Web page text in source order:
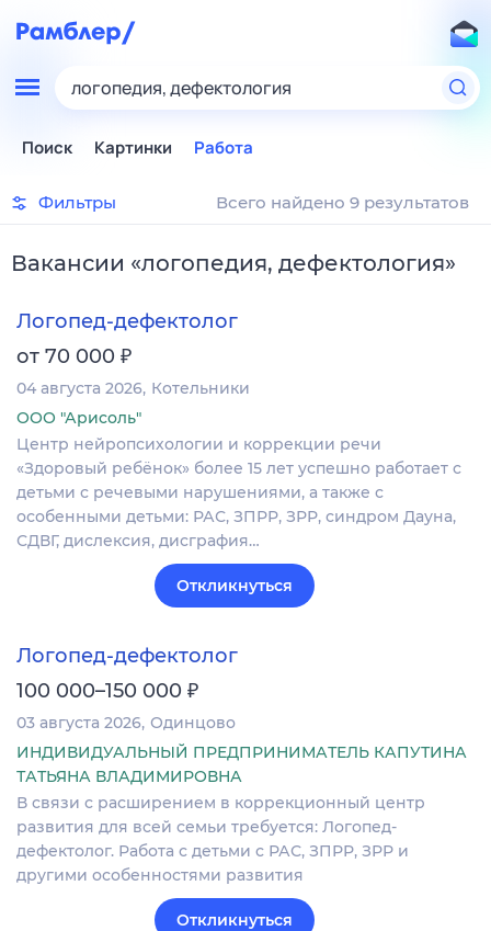
логопедия, дефектология
Поиск Картинки Работа
Фильтры Всего найдено 9 результатов
Вакансии «логопедия, дефектология»
Логопед-дефектолог
от 70 000 ₽
04 августа 2026 Котельники
ООО "Арисоль"
Центр нейропсихологии и коррекции речи
«Здоровый ребёнок» более 15 лет успешно работает с
детьми с речевыми нарушениями, а также с
особенными детьми: РАС, ЗПРР, ЗРР, синдром Дауна,
СДВГ, дислексия, дисграфия…
Откликнуться
Логопед-дефектолог
100 000–150 000 ₽
03 августа 2026 Одинцово
ИНДИВИДУАЛЬНЫЙ ПРЕДПРИНИМАТЕЛЬ КАПУТИНА
ТАТЬЯНА ВЛАДИМИРОВНА
В связи с расширением в коррекционный центр
развития для всей семьи требуется: Логопед-
дефектолог. Работа с детьми с РАС, ЗПРР, ЗРР и
другими особенностями развития
Откликнуться